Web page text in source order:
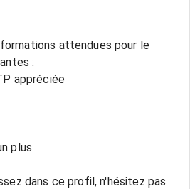
attendues pour le
:
appréciée
plus
dans ce profil, n'hésitez pas